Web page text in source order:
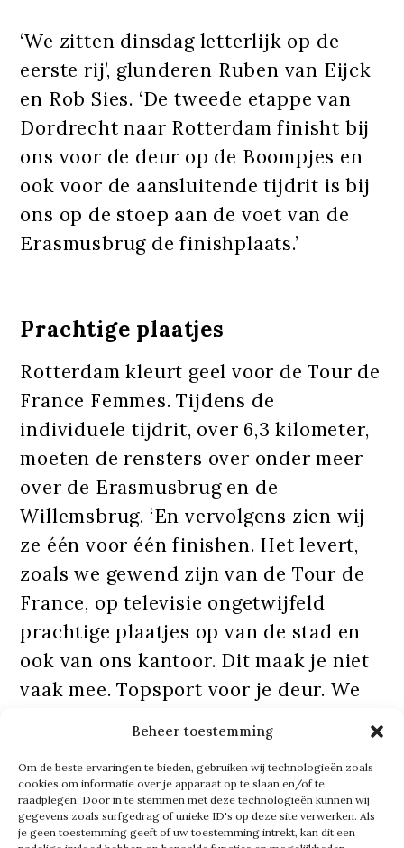
Beheer toestemming
Om de beste ervaringen te bieden, gebruiken wij technologieën zoals
cookies om informatie over je apparaat op te slaan en/of te
raadplegen. Door in te stemmen met deze technologieën kunnen wij
gegevens zoals surfgedrag of unieke ID's op deze site verwerken. Als
je geen toestemming geeft of uw toestemming intrekt, kan dit een
‘We zitten dinsdag letterlijk op de
eerste rij’, glunderen Ruben van Eijck
en Rob Sies. ‘De tweede etappe van
Dordrecht naar Rotterdam finisht bij
ons voor de deur op de Boompjes en
ook voor de aansluitende tijdrit is bij
ons op de stoep aan de voet van de
Erasmusbrug de finishplaats.’
Prachtige plaatjes
Rotterdam kleurt geel voor de Tour de
France Femmes. Tijdens de
individuele tijdrit, over 6,3 kilometer,
moeten de rensters over onder meer
over de Erasmusbrug en de
Willemsbrug. ‘En vervolgens zien wij
ze één voor één finishen. Het levert,
zoals we gewend zijn van de Tour de
France, op televisie ongetwijfeld
prachtige plaatjes op van de stad en
ook van ons kantoor. Dit maak je niet
vaak mee. Topsport voor je deur. We
De Tour de France Femmes is
maandag van start gegaan met een